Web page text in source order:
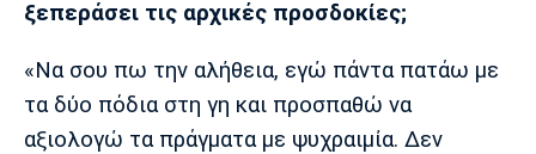
ξεπεράσει τις αρχικές προσδοκίες;
«Να σου πω την αλήθεια, εγώ πάντα πατάω με
τα δύο πόδια στη γη και προσπαθώ να
αξιολογώ τα πράγματα με ψυχραιμία. Δεν